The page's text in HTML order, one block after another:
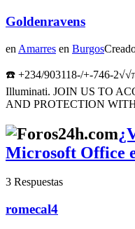
Goldenravens
en Amarres en Burgos
☎️ +234/903118-/+-746-
Illuminati. JOIN US TO
AND PROTECTION
Microsoft Office
3 Respuestas
romecal4